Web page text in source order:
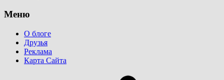
Меню
О блоге
Друзья
Реклама
Карта Сайта